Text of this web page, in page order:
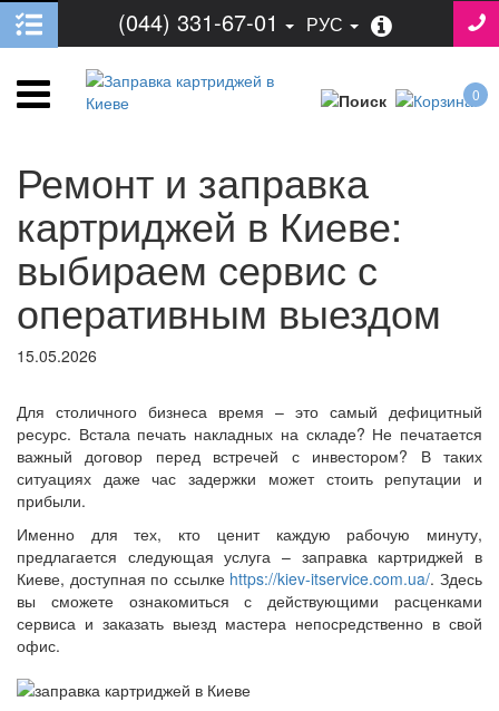
(044) 331-67-01 РУС
0
Ремонт и заправка
картриджей в Киеве:
выбираем сервис с
оперативным выездом
15.05.2026
Для столичного бизнеса время – это самый дефицитный
ресурс. Встала печать накладных на складе? Не печатается
важный договор перед встречей с инвестором? В таких
ситуациях даже час задержки может стоить репутации и
прибыли.
Именно для тех, кто ценит каждую рабочую минуту,
предлагается следующая услуга – заправка картриджей в
Киеве, доступная по ссылке https://kiev-itservice.com.ua/. Здесь
вы сможете ознакомиться с действующими расценками
сервиса и заказать выезд мастера непосредственно в свой
офис.